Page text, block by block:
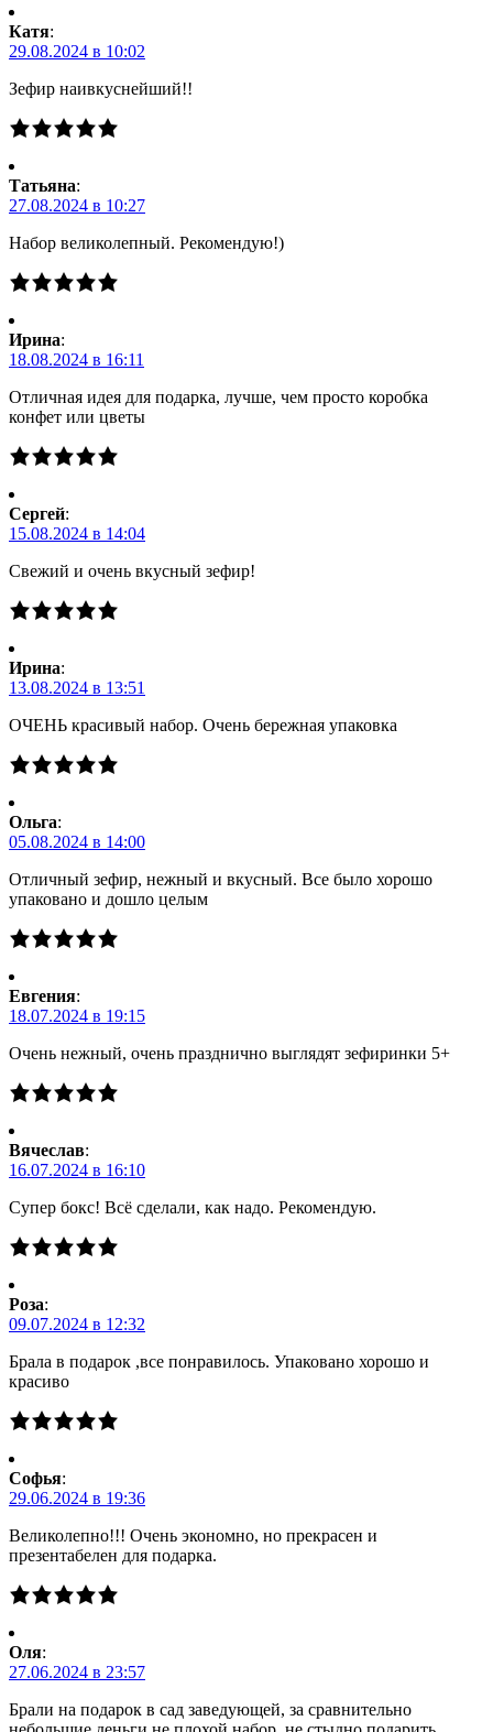
Катя:
29.08.2024 в 10:02
Зефир наивкуснейший!!
Татьяна:
27.08.2024 в 10:27
Набор великолепный. Рекомендую!)
Ирина:
18.08.2024 в 16:11
Отличная идея для подарка, лучше, чем просто коробка
конфет или цветы
Сергей:
15.08.2024 в 14:04
Свежий и очень вкусный зефир!
Ирина:
13.08.2024 в 13:51
ОЧЕНЬ красивый набор. Очень бережная упаковка
Ольга:
05.08.2024 в 14:00
Отличный зефир, нежный и вкусный. Все было хорошо
упаковано и дошло целым
Евгения:
18.07.2024 в 19:15
Очень нежный, очень празднично выглядят зефиринки 5+
Вячеслав:
16.07.2024 в 16:10
Супер бокс! Всё сделали, как надо. Рекомендую.
Роза:
09.07.2024 в 12:32
Брала в подарок ,все понравилось. Упаковано хорошо и
красиво
Софья:
29.06.2024 в 19:36
Великолепно!!! Очень экономно, но прекрасен и
презентабелен для подарка.
Оля:
27.06.2024 в 23:57
Брали на подарок в сад заведующей, за сравнительно